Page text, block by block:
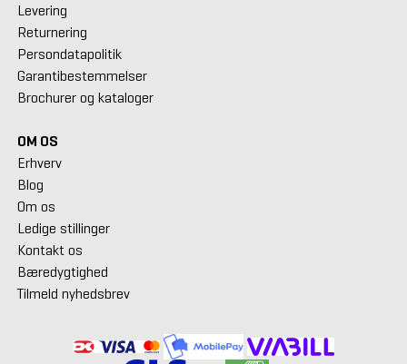
Levering
Returnering
Persondatapolitik
Garantibestemmelser
Brochurer og kataloger
OM OS
Erhverv
Blog
Om os
Ledige stillinger
Kontakt os
Bæredygtighed
Tilmeld nyhedsbrev